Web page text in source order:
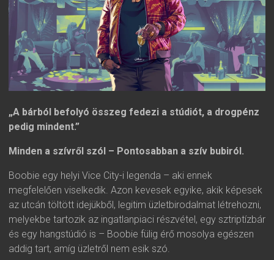
„A bárból befolyó összeg fedezi a stúdiót, a drogpénz
pedig mindent.”
Minden a szívről szól – Pontosabban a szív bubiról.
Boobie egy helyi Vice City-i legenda – aki ennek
megfelelően viselkedik. Azon kevesek egyike, akik képesek
az utcán töltött idejükből, legitim üzletbirodalmat létrehozni,
melyekbe tartozik az ingatlanpiaci részvétel, egy sztriptízbár
és egy hangstúdió is – Boobie fülig érő mosolya egészen
addig tart, amíg üzletről nem esik szó.